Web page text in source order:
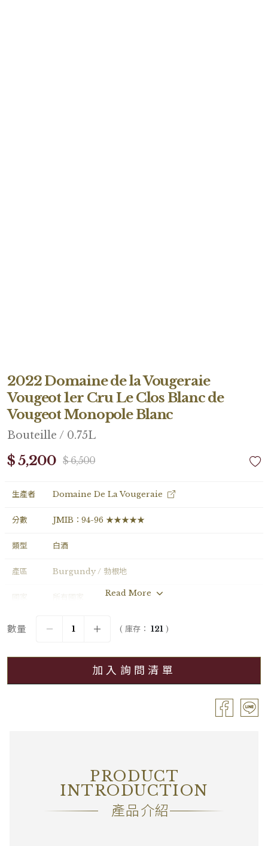
2022 Domaine de la Vougeraie
Vougeot 1er Cru Le Clos Blanc de
Vougeot Monopole Blanc
Bouteille / 0.75L
$ 5,200 $ 6,500
生產者 Domaine De La Vougeraie
分數 JMIB：94-96 ★★★★★
類型 白酒
產區 Burgundy / 勃根地
國家 所有國家
年份
Premier Cru / 一級園
Read More
數量 ( 庫存： 121 )
加入詢問清單
PRODUCT
INTRODUCTION
產品介紹